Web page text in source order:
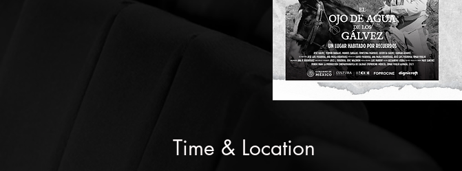
Time & Location